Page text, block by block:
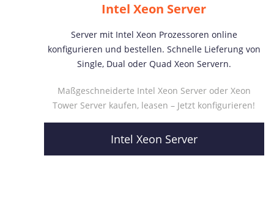
Intel Xeon Server
Server mit Intel Xeon Prozessoren online
konfigurieren und bestellen. Schnelle Lieferung von
Single, Dual oder Quad Xeon Servern.
Maßgeschneiderte Intel Xeon Server oder Xeon
Tower Server kaufen, leasen – Jetzt konfigurieren!
Intel Xeon Server